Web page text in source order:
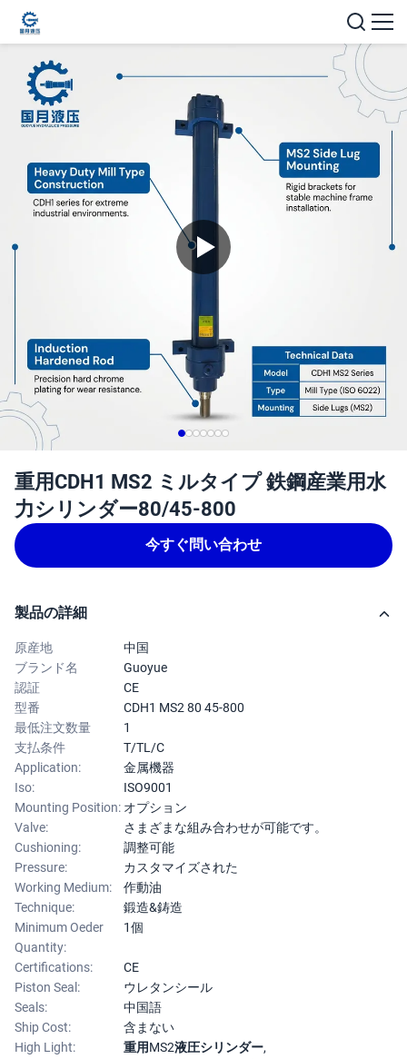
重用CDH1 MS2 ミルタイプ 鉄鋼産業用水
力シリンダー80/45-800
今すぐ問い合わせ
製品の詳細
原産地
中国
ブランド名
Guoyue
認証
CE
型番
CDH1 MS2 80 45-800
最低注文数量
1
支払条件
T/TL/C
Application:
金属機器
Iso:
ISO9001
Mounting Position: オプション
Valve:
さまざまな組み合わせが可能です。
Cushioning:
調整可能
Pressure:
カスタマイズされた
Working Medium:
作動油
Technique:
鍛造&鋳造
Minimum Oeder
Quantity:
1個
Certifications:
CE
Piston Seal:
ウレタンシール
Seals:
中国語
Ship Cost:
含まない
High Light:
重用MS2液圧シリンダー,